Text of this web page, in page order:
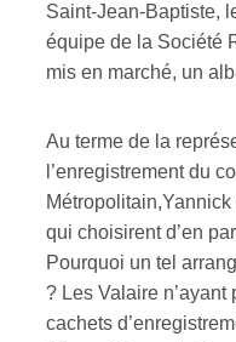
Saint-Jean-Baptiste,
équipe de la Société
mis en marché, un
Au terme de la
l’enregistrement du
qui choisirent d’en
Pourquoi un tel
? Les Valaire
cachets